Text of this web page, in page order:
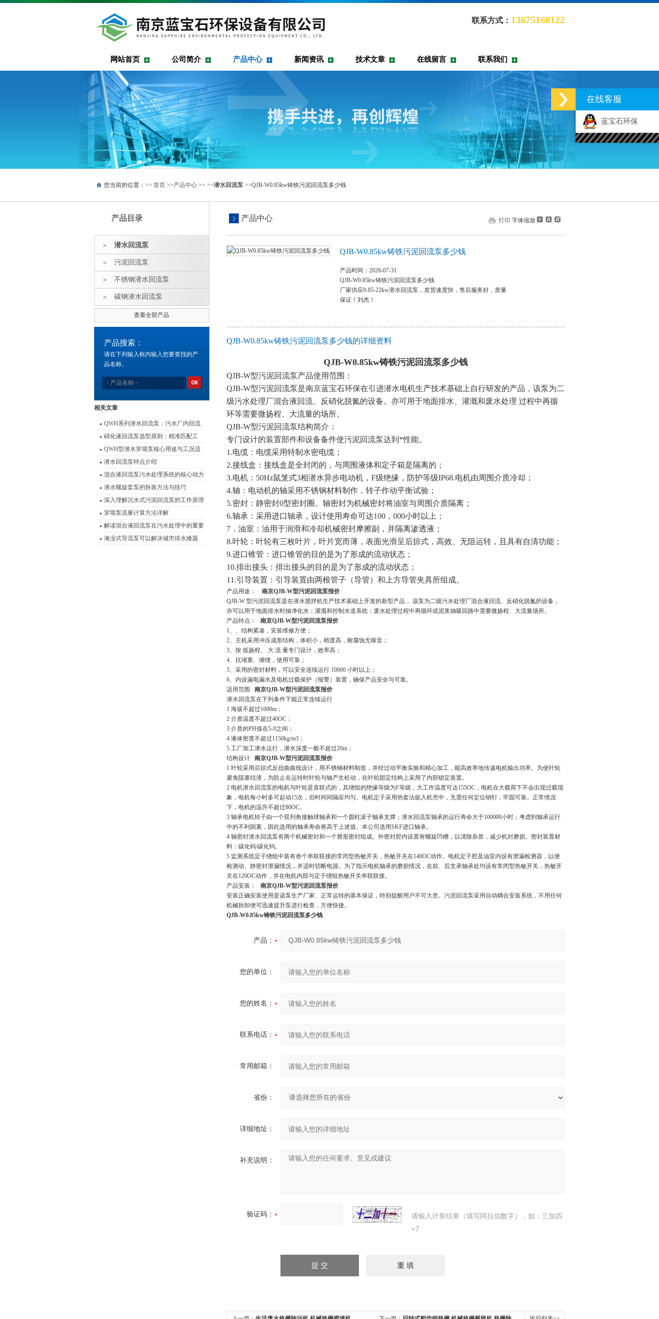
联系方式： 13675168122
网站首页 公司简介 产品中心 新闻资讯 技术文章 在线留言 联系我们
您当前的位置：>> 首页 >>产品中心 >> >>潜水回流泵 >>QJB-W0.85kw铸铁污泥回流泵多少钱
产品目录
潜水回流泵
污泥回流泵
不锈钢潜水回流泵
碳钢潜水回流泵
查看全部产品
产品搜索：
请在下列输入框内输入您要查找的产
品名称。
相关文章
QWH系列潜水回流泵：污水厂内回流
的高效心脏
硝化液回流泵选型原则：精准匹配工
艺，实现高效脱氮
QWH型潜水穿墙泵核心用途与工况适
应性分析
潜水回流泵特点介绍
混合液回流泵污水处理系统的核心动力
装置
潜水螺旋桨泵的拆装方法与技巧
深入理解沉水式污泥回流泵的工作原理
穿墙泵流量计算方法详解
解读混合液回流泵在污水处理中的重要
作用
淹没式导流泵可以解决城市排水难题
产品中心 打印 字体缩放
QJB-W0.85kw铸铁污泥回流泵多少钱
产品时间：2026-07-31
QJB-W0.85kw铸铁污泥回流泵多少钱
厂家供应0.85-22kw潜水回流泵，发货速度快，售后服务好，质量
保证！刘杰！
QJB-W0.85kw铸铁污泥回流泵多少钱的详细资料
QJB-W0.85kw铸铁污泥回流泵多少钱
QJB-W型污泥回流泵产品使用范围：
QJB-W型污泥回流泵是南京蓝宝石环保在引进潜水电机生产技术基础上自行研发的产品，该泵为二
级污水处理厂混合液回流、反硝化脱氮的设备。亦可用于地面排水、灌溉和废水处理 过程中再循
环等需要微扬程、大流量的场所。
QJB-W型污泥回流泵结构简介：
专门设计的装置部件和设备备件使污泥回流泵达到*性能。
1.电缆：电缆采用特制水密电缆；
2.接线盒：接线盒是全封闭的，与周围液体和定子箱是隔离的；
3.电机：50Hz鼠笼式3相潜水异步电动机，F级绝缘，防护等级IP68.电机由周围介质冷却；
4.轴：电动机的轴采用不锈钢材料制作，转子作动平衡试验；
5.密封：静密封0型密封圈。轴密封为机械密封将油室与周围介质隔离；
6.轴承：采用进口轴承，设计使用寿命可达100，000小时以上；
7．油室：油用于润滑和冷却机械密封摩擦副，并隔离渗透液；
8.叶轮：叶轮有三枚叶片，叶片宽而薄，表面光滑呈后掠式，高效、无阻运转，且具有自清功能；
9.进口锥管：进口锥管的目的是为了形成的流动状态；
10.排出接头：排出接头的目的是为了形成的流动状态；
11.引导装置：引导装置由两根管子（导管）和上方导管夹具所组成。
产品用途： 南京QJB-W型污泥回流泵报价
QJB-W 型污泥回流泵是在潜水搅拌机生产技术基础上开发的新型产品， 该泵为二级污水处理厂混合液回流、反硝化脱氮的设备，
亦可以用于地面排水时抽净化水；灌溉和控制水道系统；废水处理过程中再循环或泥浆抽吸回路中需要微扬程、大流量场所。
产品特点： 南京QJB-W型污泥回流泵报价
1、、结构紧凑，安装维修方便；
2、主机采用冲压成形结构，体积小，精度高，耐腐蚀无噪音；
3、按 低扬程、 大 流 量专门设计，效率高；
4、抗堵塞、缠绕，使用可靠；
5、采用的密封材料，可以安全连续运行 10000 小时以上；
6、内设漏电漏水及电机过载保护（报警）装置，确保产品安全与可靠。
适用范围 南京QJB-W型污泥回流泵报价
潜水回流泵在下列条件下能正常连续运行
1 海拔不超过1000m；
2 介质温度不超过40OC；
3 介质的PH值在5-9之间；
4 液体密度不超过1150kg/m3；
5 工厂加工潜水运行，潜水深度一般不超过20m；
结构设计 南京QJB-W型污泥回流泵报价
1 叶轮采用后掠式反扭曲曲线设计，用不锈钢材料制造，并经过动平衡实验和精心加工，能高效率地传递电机输出功率。为使叶轮
避免阻塞结渣，为防止在运转时叶轮与轴产生松动，在叶轮固定结构上采用了内部锁定装置。
2 电机潜水回流泵的电机与叶轮是直联式的，其绕组的绝缘等级为F等级，大工作温度可达155OC，电机在大载荷下不会出现过载现
象，电机每小时多可起动15次，但时间间隔应均匀。电机定子采用热套法嵌入机壳中，无需任何定位销钉，牢固可靠。正常情况
下，电机的温升不超过80OC。
3 轴承电机转子由一个双列角接触球轴承和一个圆柱滚子轴承支撑；潜水回流泵轴承的运行寿命大于100000小时；考虑到轴承运行
中的不利因素，因此选用的轴承寿命将高于上述值。本公司选用SKF进口轴承。
4 轴密封潜水回流泵有两个机械密封和一个唇形密封组成。外密封腔内设置有螺旋凹槽，以清除杂质，减少机封磨损。密封装置材
料：碳化钨/碳化钨。
5 监测系统定子绕组中装有叁个串联联接的常闭型热敏开关，热敏开关在140OC动作。电机定子腔及油室内设有泄漏检测器，以便
检测动、静密封泄漏情况，并适时切断电源。为了指示电机轴承的磨损情况，在前、后支承轴承处均设有常闭型热敏开关，热敏开
关在120OC动作，并在电机内部与定子绕组热敏开关串联联接。
产品安装： 南京QJB-W型污泥回流泵报价
安装正确安装使用是该泵生产厂家、正常运转的基本保证，特别提醒用户不可大意。污泥回流泵采用自动耦合安装系统，不用任何
机械拆卸便可迅速提升泵进行检查，方便快捷。
QJB-W0.85kw铸铁污泥回流泵多少钱
产品：
您的单位：
您的姓名：
联系电话：
常用邮箱：
省份：
详细地址：
补充说明：
验证码：
请输入计算结果（填写阿拉伯数字），如：三加四
=7
在线客服
蓝宝石环保